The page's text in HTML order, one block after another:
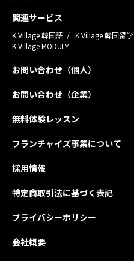
関連サービス
K Village 韓国語 K Village 韓国留学
K Village MODULY
お問い合わせ（個人）
お問い合わせ（企業）
無料体験レッスン
フランチャイズ事業について
採用情報
特定商取引法に基づく表記
プライバシーポリシー
会社概要